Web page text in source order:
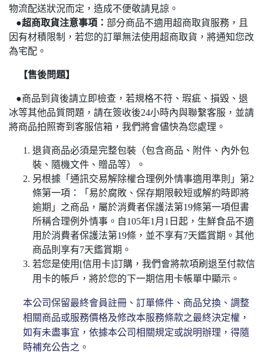
物流配送狀況而定，造成不便敬請見諒。
●超商取貨注意事項： 部分商品不適用超商取貨服務，且
因有材積限制，若您的訂單無法使用超商取貨，將通知您改
為宅配 。
【售後問題】
●商品到貨後請立即檢查，若規格不符、瑕疵、損毀、退
冰等其他品質問題，請在簽收後24小時內與聯繫客服，並請
將商品拍照寄到客服信箱，我們將會儘快為您處理。
退貨商品必須是完整包裝（包含商品、附件、內外包
裝、隨機文件、贈品等）。
另根據「通訊交易解除權合理例外情事適用準則」第2
條第一項：「易於腐敗、保存期限較短或解約時即將
逾期」之商品，屬於消費者保護法第19條第一項但書
所稱合理例外情事。自105年1月1日起，生鮮食品不適
用於消費者保護法第19條，並不享有7天鑑賞期。其他
商品則享有7天鑑賞期。
若您是使用[信用卡]訂購，我們會將款項刷退至付款信
用卡的帳戶，將於您的下一期信用卡帳單中顯示。
本公司保留最終會員註冊、訂單條件、商品兌換、調整
相關商品或服務價格及修改本服務條款之最終決定權，
如有未盡事宜，依據本公司相關規定或說明辦理，得隨
時補充公告之。